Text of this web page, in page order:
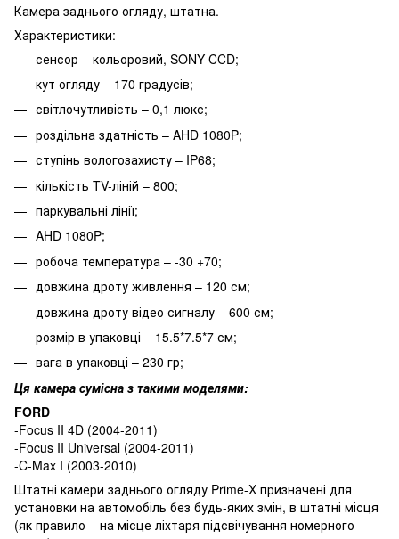
Камера заднього огляду, штатна.
Характеристики:
сенсор – кольоровий, SONY CCD;
кут огляду – 170 градусів;
світлочутливість – 0,1 люкс;
роздільна здатність – AHD 1080P;
ступінь вологозахисту – IP68;
кількість TV-ліній – 800;
паркувальні лінії;
AHD 1080P;
робоча температура – -30 +70;
довжина дроту живлення – 120 см;
довжина дроту відео сигналу – 600 см;
розмір в упаковці – 15.5*7.5*7 см;
вага в упаковці – 230 гр;
Ця камера сумісна з такими моделями:
FORD
-Focus II 4D (2004-2011)
-Focus II Universal (2004-2011)
-C-Max I (2003-2010)
Штатні камери заднього огляду Prime-X призначені для
установки на автомобіль без будь-яких змін, в штатні місця
(як правило – на місце ліхтаря підсвічування номерного